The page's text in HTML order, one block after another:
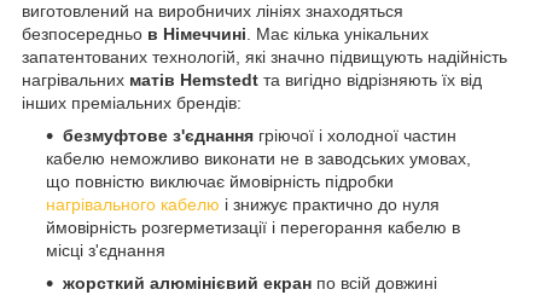
виготовлений на виробничих лініях знаходяться
безпосередньо в Німеччині. Має кілька унікальних
запатентованих технологій, які значно підвищують надійність
нагрівальних матів Hemstedt та вигідно відрізняють їх від
інших преміальних брендів:
безмуфтове з'єднання гріючої і холодної частин
кабелю неможливо виконати не в заводських умовах,
що повністю виключає ймовірність підробки
нагрівального кабелю і знижує практично до нуля
ймовірність розгерметизації і перегорання кабелю в
місці з'єднання
жорсткий алюмінієвий екран по всій довжині